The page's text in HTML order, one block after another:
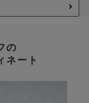
の
ネート